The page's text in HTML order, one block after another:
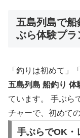
五島列島で
ぶら体験プラ
「釣りは初めて」
五島列島 船釣り 体
ています。 手ぶら
チャーで、初めて
手ぶらでOK・